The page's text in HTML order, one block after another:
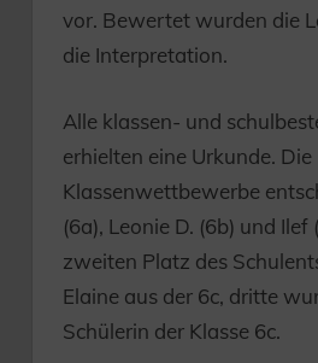
vor. Bewertet wurden die
die Interpretation.
Alle klassen- und
erhielten eine Urkunde. Die
Klassenwettbewerbe
(6a), Leonie D. (6b) und Ilef
zweiten Platz des
Elaine aus der 6c, dritte
Schülerin der Klasse 6c.